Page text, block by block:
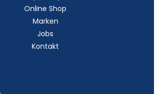
Online Shop
Marken
Jobs
Kontakt